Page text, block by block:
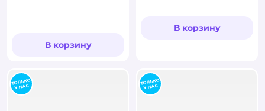
В корзину
В корзину